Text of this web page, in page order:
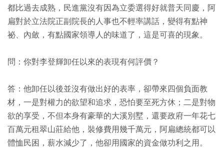
都比過去成熟，民進黨沒有因為立委選得好就普天同慶，阿
扁對於立法院正副院長的人事也不輕率講話，變得有點神
祕、內斂，有點國家領導人的味道了，這是可喜的現象。
問：你對李登輝卸任以來的表現有何評價？
答：他卸任以後並沒有做出好的表率，卻帶來四個負面教
材，一是對權力的欲望和追求，恐怕要至死方休；二是對物
欲的享受，不但本身有豪華的大溪別墅，還要政府一年花七
百萬元租翠山莊給他，裝修費用幾千萬元，阿扁總統都可以
體恤民困，薪水減少了，他卻用國家的資金做功利之用。